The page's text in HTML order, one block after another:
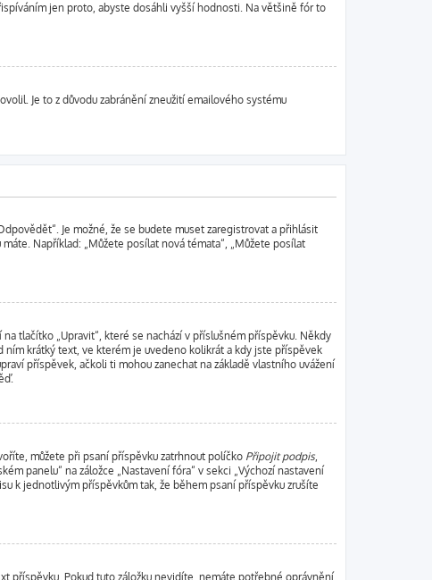
jen proto, abyste dosáhli vyšší hodnosti. Na většině fór to
Je to z důvodu zabránění zneužití emailového systému
Je možné, že se budete muset zaregistrovat a přihlásit
Například: „Můžete posílat nová témata“, „Můžete posílat
tlačítko „Upravit“, které se nachází v příslušném příspěvku. Někdy
krátký text, ve kterém je uvedeno kolikrát a kdy jste příspěvek
příspěvek, ačkoli ti mohou zanechat na základě vlastního uvážení
můžete při psaní příspěvku zatrhnout políčko Připojit podpis,
panelu“ na záložce „Nastavení fóra“ v sekci „Výchozí nastavení
k jednotlivým příspěvkům tak, že během psaní příspěvku zrušíte
příspěvku. Pokud tuto záložku nevidíte, nemáte potřebné oprávnění